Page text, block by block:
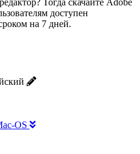
доступен
на 7 дней.
OS